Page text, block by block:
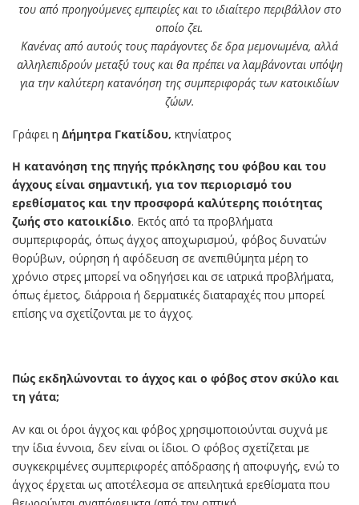
του από προηγούμενες εμπειρίες και το ιδιαίτερο περιβάλλον στο
οποίο ζει.
Κανένας από αυτούς τους παράγοντες δε δρα μεμονωμένα, αλλά
αλληλεπιδρούν μεταξύ τους και θα πρέπει να λαμβάνονται υπόψη
για την καλύτερη κατανόηση της συμπεριφοράς των κατοικιδίων
ζώων.
Γράφει η Δήμητρα Γκατίδου, κτηνίατρος
Η κατανόηση της πηγής πρόκλησης του φόβου και του
άγχους είναι σημαντική, για τον περιορισμό του
ερεθίσματος και την προσφορά καλύτερης ποιότητας
ζωής στο κατοικίδιο. Εκτός από τα προβλήματα
συμπεριφοράς, όπως άγχος αποχωρισμού, φόβος δυνατών
θορύβων, ούρηση ή αφόδευση σε ανεπιθύμητα μέρη το
χρόνιο στρες μπορεί να οδηγήσει και σε ιατρικά προβλήματα,
όπως έμετος, διάρροια ή δερματικές διαταραχές που μπορεί
επίσης να σχετίζονται με το άγχος.
Πώς εκδηλώνονται το άγχος και ο φόβος στον σκύλο και
τη γάτα;
Αν και οι όροι άγχος και φόβος χρησιμοποιούνται συχνά με
την ίδια έννοια, δεν είναι οι ίδιοι. Ο φόβος σχετίζεται με
συγκεκριμένες συμπεριφορές απόδρασης ή αποφυγής, ενώ το
άγχος έρχεται ως αποτέλεσμα σε απειλητικά ερεθίσματα που